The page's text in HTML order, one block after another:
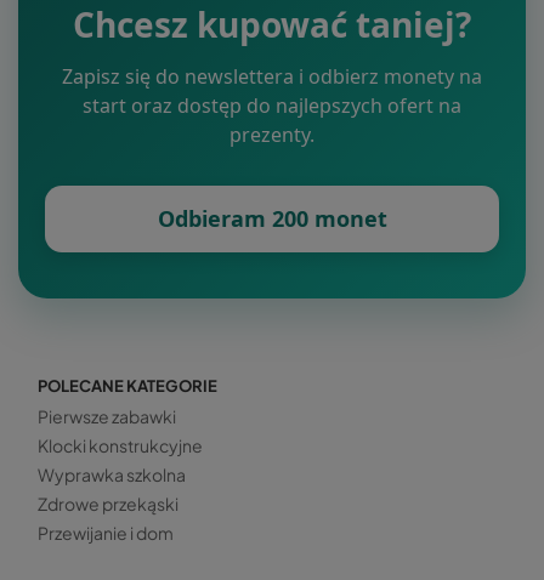
Chcesz kupować taniej?
Zapisz się do newslettera i odbierz monety na
start oraz dostęp do najlepszych ofert na
prezenty.
Odbieram 200 monet
POLECANE KATEGORIE
Pierwsze zabawki
Klocki konstrukcyjne
Wyprawka szkolna
Zdrowe przekąski
Przewijanie i dom